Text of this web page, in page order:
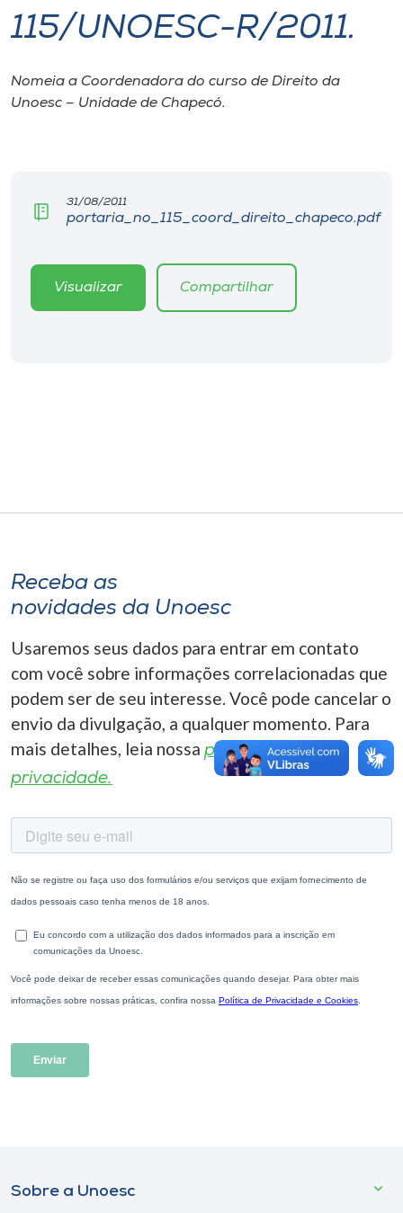
I.nova
Diplomados
CPA
Editora
Selecione
o idioma
115/UNOESC-R/2011.
Nomeia a Coordenadora do curso de Direito da
Unoesc – Unidade de Chapecó.
31/08/2011
portaria_no_115_coord_direito_chapeco.pdf
Visualizar Compartilhar
Receba as
novidades da Unoesc
Usaremos seus dados para entrar em contato
com você sobre informações correlacionadas que
podem ser de seu interesse. Você pode cancelar o
envio da divulgação, a qualquer momento. Para
mais detalhes, leia nossa política de
privacidade.
Sobre a Unoesc